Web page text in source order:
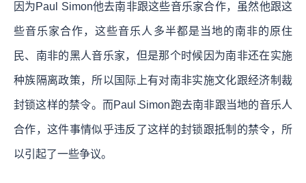
因为Paul Simon他去南非跟这些音乐家合作，虽然他跟这
些音乐家合作，这些音乐人多半都是当地的南非的原住
民、南非的黑人音乐家，但是那个时候因为南非还在实施
种族隔离政策，所以国际上有对南非实施文化跟经济制裁
封锁这样的禁令。而Paul Simon跑去南非跟当地的音乐人
合作，这件事情似乎违反了这样的封锁跟抵制的禁令，所
以引起了一些争议。